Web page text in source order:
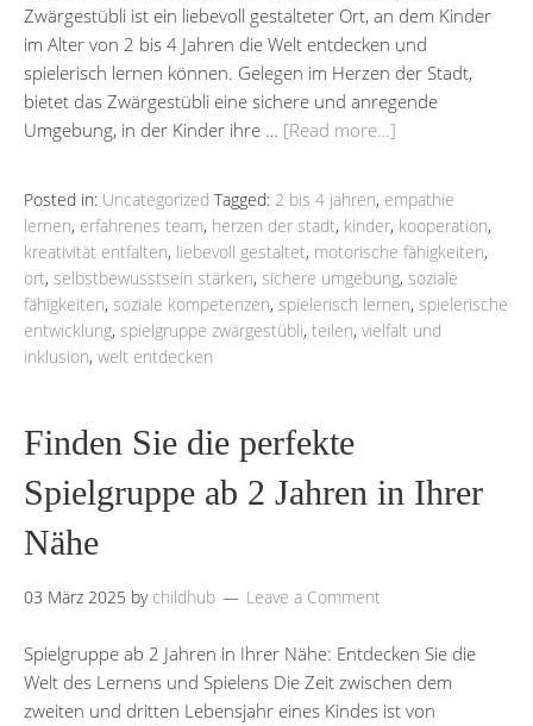
Zwärgestübli ist ein liebevoll gestalteter Ort, an dem Kinder
im Alter von 2 bis 4 Jahren die Welt entdecken und
spielerisch lernen können. Gelegen im Herzen der Stadt,
bietet das Zwärgestübli eine sichere und anregende
Umgebung, in der Kinder ihre … [Read more…]
Posted in: Uncategorized Tagged: 2 bis 4 jahren, empathie
lernen, erfahrenes team, herzen der stadt, kinder, kooperation,
kreativität entfalten, liebevoll gestaltet, motorische fähigkeiten,
ort, selbstbewusstsein stärken, sichere umgebung, soziale
fähigkeiten, soziale kompetenzen, spielerisch lernen, spielerische
entwicklung, spielgruppe zwärgestübli, teilen, vielfalt und
inklusion, welt entdecken
Finden Sie die perfekte
Spielgruppe ab 2 Jahren in Ihrer
Nähe
03 März 2025 by childhub Leave a Comment
Spielgruppe ab 2 Jahren in Ihrer Nähe: Entdecken Sie die
Welt des Lernens und Spielens Die Zeit zwischen dem
zweiten und dritten Lebensjahr eines Kindes ist von